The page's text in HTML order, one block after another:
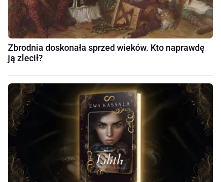
Zbrodnia doskonała sprzed wieków. Kto naprawdę
ją zlecił?